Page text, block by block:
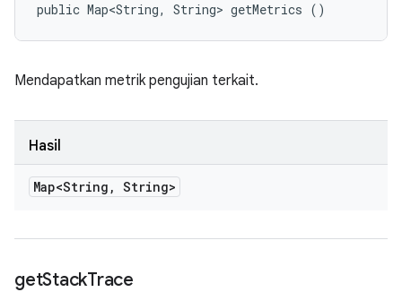
public Map<String, String> getMetrics ()
Mendapatkan metrik pengujian terkait.
Hasil
Map<String , String>
getStackTrace